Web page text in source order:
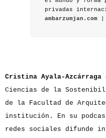
privadas
ambarzumjan.com |
Cristina Ayala-Azcárraga
Ciencias de la
de la Facultad de
institución. En su
redes sociales difunde